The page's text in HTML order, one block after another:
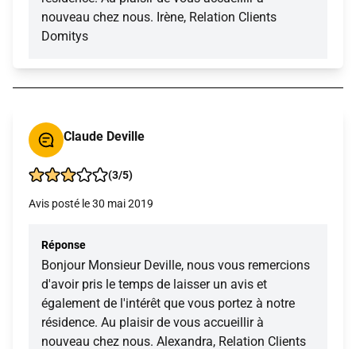
nouveau chez nous. Irène, Relation Clients
Domitys
Claude Deville
(3/5)
Avis posté le 30 mai 2019
Réponse
Bonjour Monsieur Deville, nous vous remercions
d'avoir pris le temps de laisser un avis et
également de l'intérêt que vous portez à notre
résidence. Au plaisir de vous accueillir à
nouveau chez nous. Alexandra, Relation Clients